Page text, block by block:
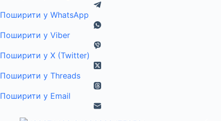
Поширити у WhatsApp
Поширити у Viber
Поширити у X (Twitter)
Поширити у Threads
Поширити у Email